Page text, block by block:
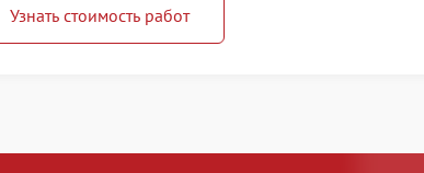
Узнать стоимость работ